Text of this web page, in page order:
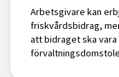
Arbetsgivare kan
friskvårdsbidrag,
att bidraget ska